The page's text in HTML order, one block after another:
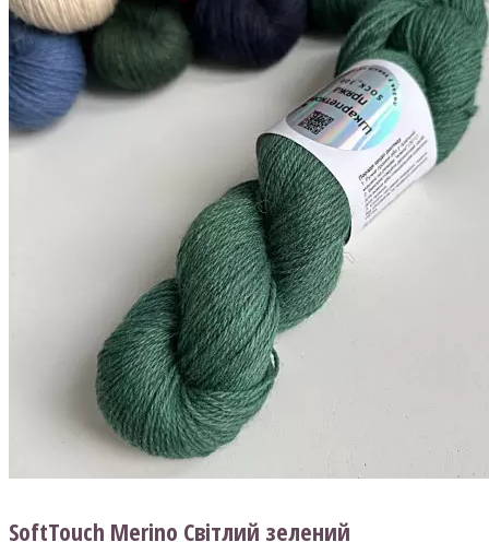
SoftTouch Merino Світлий зелений